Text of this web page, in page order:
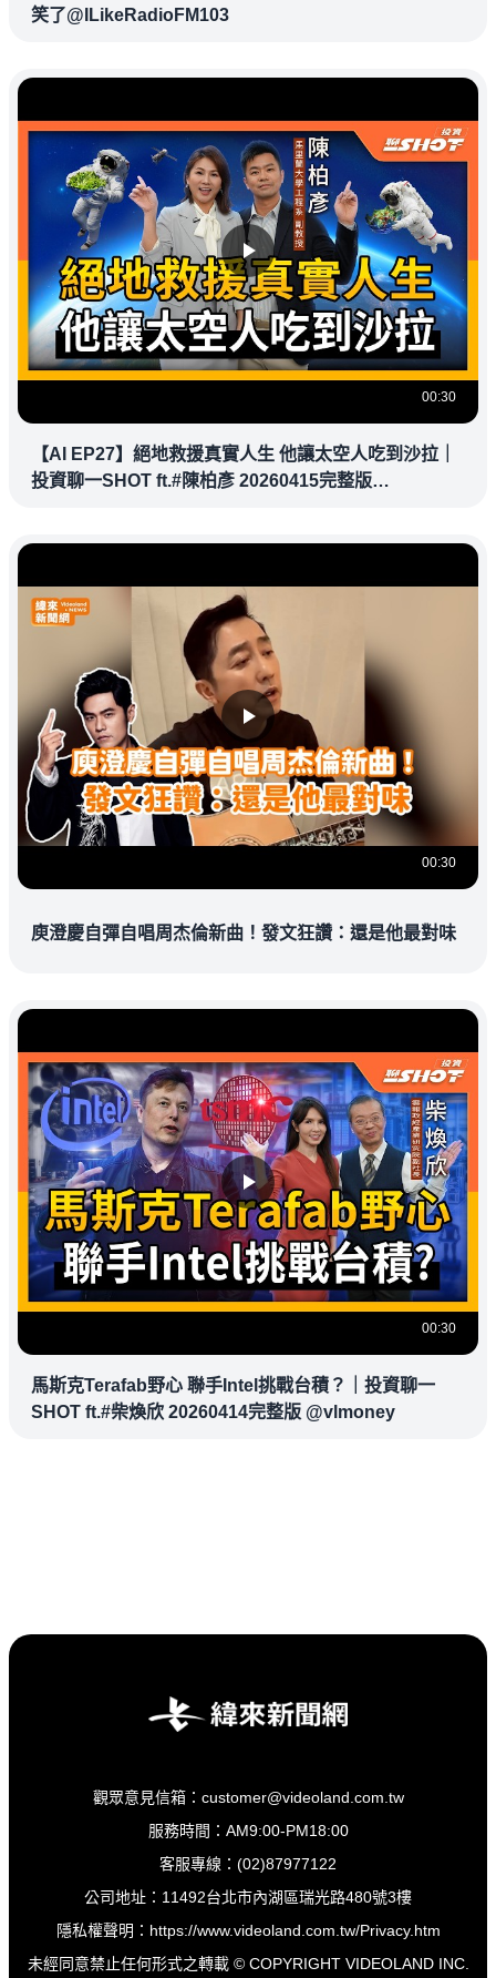
笑了@ILikeRadioFM103
00:30
【AI EP27】絕地救援真實人生 他讓太空人吃到沙拉｜
投資聊一SHOT ft.#陳柏彥 20260415完整版
00:30
庾澄慶自彈自唱周杰倫新曲！發文狂讚：還是他最對味
00:30
馬斯克Terafab野心 聯手Intel挑戰台積？｜投資聊一
SHOT ft.#柴煥欣 20260414完整版 @vlmoney
觀眾意見信箱：customer@videoland.com.tw
服務時間：AM9:00-PM18:00
客服專線：(02)87977122
公司地址：11492台北市內湖區瑞光路480號3樓
隱私權聲明： https://www.videoland.com.tw/Privacy.htm
未經同意禁止任何形式之轉載 © COPYRIGHT VIDEOLAND INC.